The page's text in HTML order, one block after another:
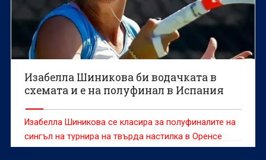
Изабелла Шиникова би водачката в
схемата и е на полуфинал в Испания
Изабелла Шиникова се класира за полуфиналите на
сингъл на турнира на твърда настилка в Оренсе
(Испания) с награден фонд от 60 хиляди долара.